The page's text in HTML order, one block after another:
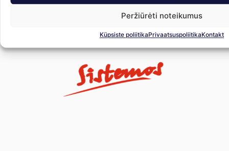
Peržiūrėti noteikumus
Küpsiste poliitikaPrivaatsuspoliitikaKontakt